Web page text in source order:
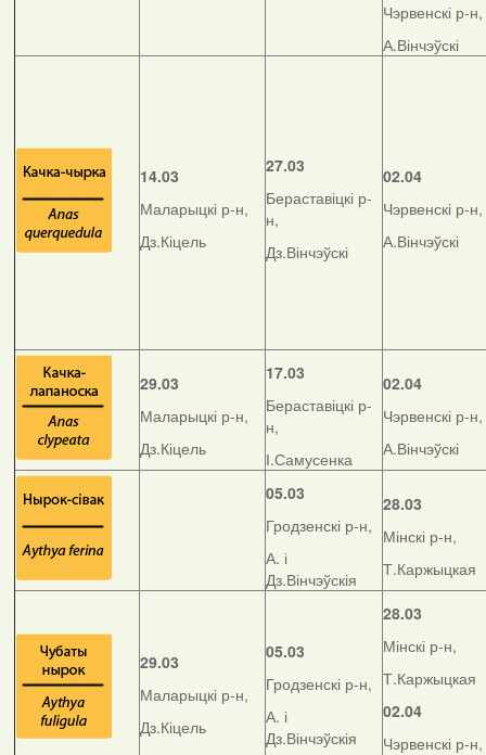
Чэрвенскі р-н,
А.Вінчэўскі
14.03
Маларыцкі р-н,
Дз.Кіцель
27.03
Бераставіцкі р-
н,
Дз.Вінчэўскі
02.04
Чэрвенскі р-н,
А.Вінчэўскі
29.03
Маларыцкі р-н,
Дз.Кіцель
17.03
Бераставіцкі р-
н,
І.Самусенка
02.04
Чэрвенскі р-н,
А.Вінчэўскі
05.03
Гродзенскі р-н,
А. і
Дз.Вінчэўскія
28.03
Мінскі р-н,
Т.Каржыцкая
29.03
Маларыцкі р-н,
Дз.Кіцель
05.03
Гродзенскі р-н,
А. і
Дз.Вінчэўскія
28.03
Мінскі р-н,
Т.Каржыцкая
02.04
Чэрвенскі р-н,